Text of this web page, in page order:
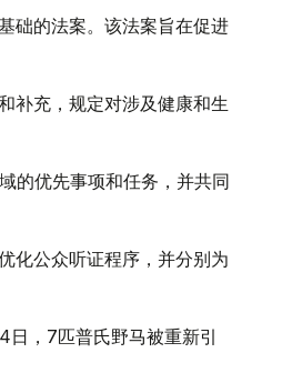
础的法案。该法案旨在促进
补充，规定对涉及健康和生
的优先事项和任务，并共同
化公众听证程序，并分别为
，7匹普氏野马被重新引